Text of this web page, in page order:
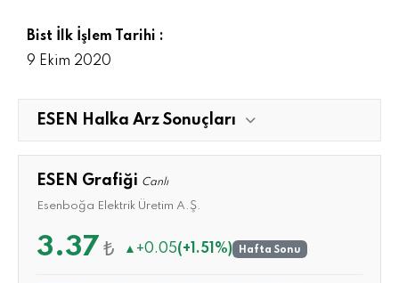
Bist İlk İşlem Tarihi :
9 Ekim 2020
ESEN Halka Arz Sonuçları
ESEN Grafiği Canlı
Esenboğa Elektrik Üretim A.Ş.
3.37 ₺ ▲ +0.05(+1.51%) Hafta Sonu